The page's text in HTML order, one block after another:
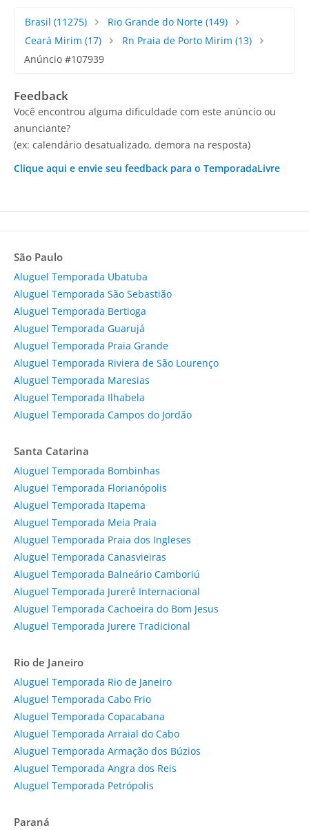
Brasil (11275) Rio Grande do Norte(149)
Ceará Mirim (17) Rn Praia de Porto Mirim (13)
Anúncio #107939
Feedback
Você encontrou alguma dificuldade com este anúncio ou
anunciante?
(ex: calendário desatualizado, demora na resposta)
Clique aqui e envie seu feedback para o TemporadaLivre
São Paulo
Aluguel Temporada Ubatuba
Aluguel Temporada São Sebastião
Aluguel Temporada Bertioga
Aluguel Temporada Guarujá
Aluguel Temporada Praia Grande
Aluguel Temporada Riviera de São Lourenço
Aluguel Temporada Maresias
Aluguel Temporada Ilhabela
Aluguel Temporada Campos do Jordão
Santa Catarina
Aluguel Temporada Bombinhas
Aluguel Temporada Florianópolis
Aluguel Temporada Itapema
Aluguel Temporada Meia Praia
Aluguel Temporada Praia dos Ingleses
Aluguel Temporada Canasvieiras
Aluguel Temporada Balneário Camboriú
Aluguel Temporada Jurerê Internacional
Aluguel Temporada Cachoeira do Bom Jesus
Aluguel Temporada Jurere Tradicional
Rio de Janeiro
Aluguel Temporada Rio de Janeiro
Aluguel Temporada Cabo Frio
Aluguel Temporada Copacabana
Aluguel Temporada Arraial do Cabo
Aluguel Temporada Armação dos Búzios
Aluguel Temporada Angra dos Reis
Aluguel Temporada Petrópolis
Paraná